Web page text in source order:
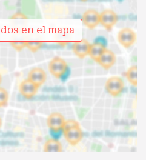
en el mapa